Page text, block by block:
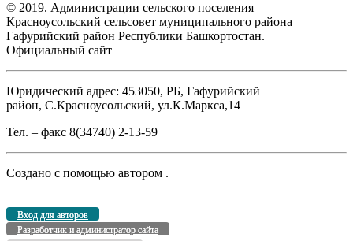
© 2019. Администрации сельского поселения
Красноусольский сельсовет муниципального района
Гафурийский район Республики Башкортостан.
Официальный сайт
Юридический адрес: 453050, РБ, Гафурийский
район, С.Красноусольский, ул.К.Маркса,14
Тел. – факс 8(34740) 2-13-59
Создано с помощью автором .
Вход для авторов
Разработчик и администратор сайта